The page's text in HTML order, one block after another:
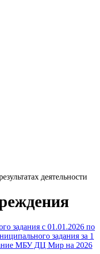
деятельности
задания с 01.01.2026 по
задания за 1
МБУ ДЦ Мир на 2026